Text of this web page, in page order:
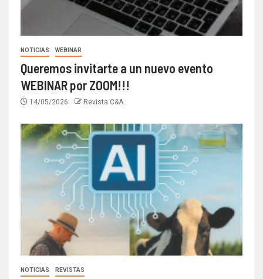
NOTICIAS WEBINAR
Queremos invitarte a un nuevo evento
WEBINAR por ZOOM!!!
14/05/2026 Revista C&A
NOTICIAS REVISTAS